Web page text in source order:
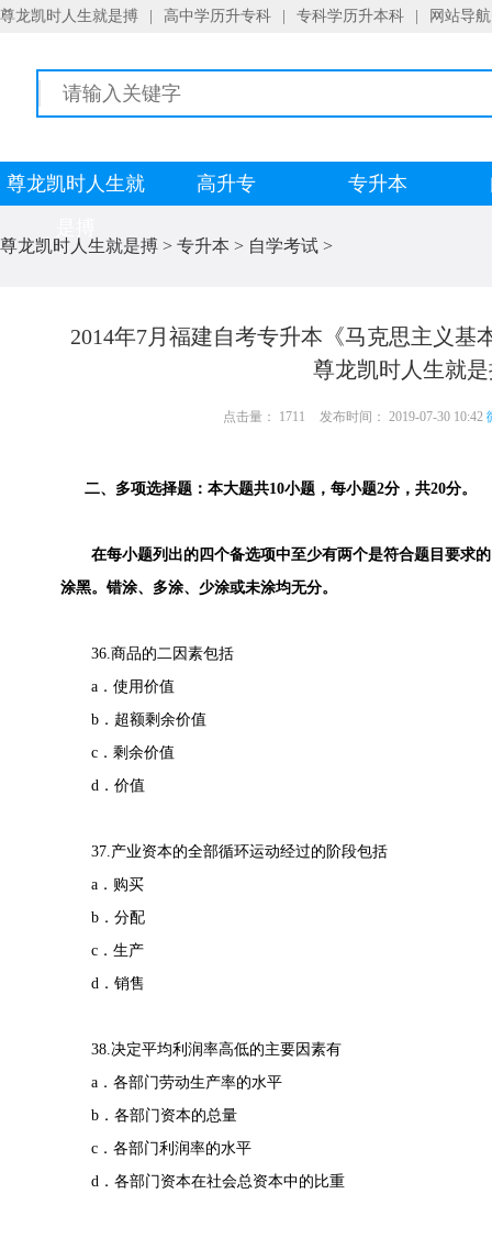
尊龙凯时人生就是搏 高中学历升专科 专科学历升本科 网站导航
尊龙凯时人生就
高升专 专升本
尊龙凯时人生就是搏 > 专升本 > 自学考试 >
2014年7月福建自考专升本《马克思主义基
尊龙凯时人生就
点击量： 1711 发布时间： 2019-07-30 10:42
二、多项选择题：本大题共10小题，每小题2分，共20分。
在每小题列出的四个备选项中至少有两个是符合题目要求的
涂黑。错涂、多涂、少涂或未涂均无分。
36.商品的二因素包括
a．使用价值
b．超额剩余价值
c．剩余价值
d．价值
37.产业资本的全部循环运动经过的阶段包括
a．购买
b．分配
c．生产
d．销售
38.决定平均利润率高低的主要因素有
a．各部门劳动生产率的水平
b．各部门资本的总量
c．各部门利润率的水平
d．各部门资本在社会总资本中的比重